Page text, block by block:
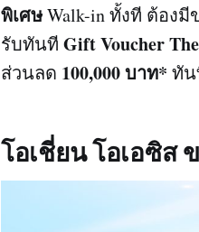
พิเศษWalk-in ทั้งที ต้อง
รับทันที Gift Voucher
ส่วนลด 100,000 บาท* ทัน
โอเชี่ยน โอเอซิส